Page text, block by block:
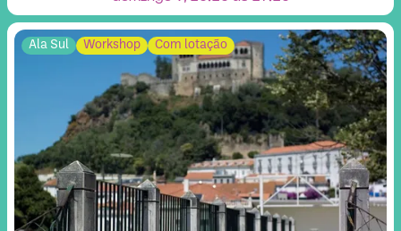
Ala Sul Workshop Com lotação